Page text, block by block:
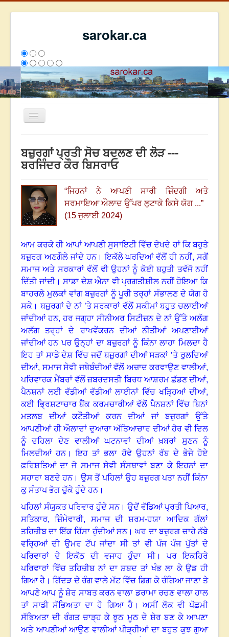
sarokar.ca
Toggle
ਰਚਨਾਵਾਂ
ਸੰਪਰਕ
We have 137 guests and no members online
2796115
ਇਸ ਹਫਤੇ 23549
ਬਜ਼ੁਰਗਾਂ ਪ੍ਰਤੀ ਸੋਚ ਬਦਲਣ ਦੀ ਲੋੜ ---
ਬਰਜਿੰਦਰ ਕੌਰ ਬਿਸਰਾਓ
“ਜਿਹਨਾਂ ਨੇ ਆਪਣੀ ਸਾਰੀ ਜ਼ਿੰਦਗੀ ਅਤੇ
ਸਰਮਾਇਆ ਔਲਾਦ ਉੱਪਰ ਲੁਟਾਕੇ ਕਿਸੇ ਯੋਗ ...”
(15 ਜੁਲਾਈ 2024)
ਆਮ ਕਰਕੇ ਹੀ ਆਪਾਂ ਆਪਣੀ ਸੁਸਾਇਟੀ ਵਿੱਚ ਦੇਖਦੇ ਹਾਂ ਕਿ ਬਹੁਤੇ
ਬਜ਼ੁਰਗ ਅਣਗੌਲੇ ਜਾਂਦੇ ਹਨ।ਇਕੱਲੇ ਘਰਦਿਆਂ ਵੱਲੋਂ ਹੀ ਨਹੀਂ, ਸਗੋਂ
ਸਮਾਜ ਅਤੇ ਸਰਕਾਰਾਂ ਵੱਲੋਂ ਵੀ ਉਹਨਾਂ ਨੂੰ ਕੋਈ ਬਹੁਤੀ ਤਵੱਜੋ ਨਹੀਂ
ਦਿੱਤੀ ਜਾਂਦੀ।ਸਾਡਾ ਦੇਸ਼ ਐਨਾ ਵੀ ਪ੍ਰਗਤੀਸ਼ੀਲ ਨਹੀਂ ਹੋਇਆ ਕਿ
ਬਾਹਰਲੇ ਮੁਲਕਾਂ ਵਾਂਗ ਬਜ਼ੁਰਗਾਂ ਨੂੰ ਪੂਰੀ ਤਰ੍ਹਾਂ ਸੰਭਾਲਣ ਦੇ ਯੋਗ ਹੋ
ਸਕੇ।ਬਜ਼ੁਰਗਾਂ ਦੇ ਨਾਂ ’ਤੇ ਸਰਕਾਰਾਂ ਵੱਲੋਂ ਸਕੀਮਾਂ ਬਹੁਤ ਚਲਾਈਆਂ
ਜਾਂਦੀਆਂ ਹਨ,ਹਰ ਜਗ੍ਹਾ ਸੀਨੀਅਰ ਸਿਟੀਜ਼ਨ ਦੇ ਨਾਂ ਉੱਤੇ ਅਲੱਗ
ਅਲੱਗ ਤਰ੍ਹਾਂ ਦੇ ਰਾਖਵੇਂਕਰਨ ਦੀਆਂ ਨੀਤੀਆਂ ਅਪਣਾਈਆਂ
ਜਾਂਦੀਆਂ ਹਨ ਪਰ ਉਨ੍ਹਾਂ ਦਾ ਬਜ਼ੁਰਗਾਂ ਨੂੰ ਕਿੰਨਾ ਲਾਹਾ ਮਿਲਦਾ ਹੈ
ਇਹ ਤਾਂ ਸਾਡੇ ਦੇਸ਼ ਵਿੱਚ ਜਦੋਂ ਬਜ਼ੁਰਗਾਂ ਦੀਆਂ ਸੜਕਾਂ ’ਤੇ ਰੁਲਦਿਆਂ
ਦੀਆਂ, ਸਮਾਜ ਸੇਵੀ ਜਥੇਬੰਦੀਆਂ ਵੱਲੋਂ ਅਜ਼ਾਦ ਕਰਵਾਉਣ ਵਾਲੀਆਂ,
ਪਰਿਵਾਰਕ ਮੈਂਬਰਾਂ ਵੱਲੋਂ ਜ਼ਬਰਦਸਤੀ ਬਿਰਧ ਆਸ਼ਰਮ ਛੱਡਣ ਦੀਆਂ,
ਪੈਨਸ਼ਨਾਂ ਲਈ ਵੱਡੀਆਂ ਵੱਡੀਆਂ ਲਾਈਨਾਂ ਵਿੱਚ ਖੜ੍ਹਿਆਂ ਦੀਆਂ,
ਕਈ ਭ੍ਰਿਸ਼ਟਾਚਾਰ ਬੈਂਕ ਕਰਮਚਾਰੀਆਂ ਵੱਲੋਂ ਪੈਨਸ਼ਨਾਂ ਵਿੱਚ ਬਿਨਾਂ
ਮਤਲਬ ਦੀਆਂ ਕਟੌਤੀਆਂ ਕਰਨ ਦੀਆਂ ਜਾਂ ਬਜ਼ੁਰਗਾਂ ਉੱਤੇ
ਆਪਣੀਆਂ ਹੀ ਔਲਾਦਾਂ ਦੁਆਰਾ ਅੱਤਿਆਚਾਰ ਦੀਆਂ ਹੋਰ ਵੀ ਦਿਲ
ਨੂੰ ਦਹਿਲਾ ਦੇਣ ਵਾਲੀਆਂ ਘਟਨਾਵਾਂ ਦੀਆਂ ਖ਼ਬਰਾਂ ਸੁਣਨ ਨੂੰ
ਮਿਲਦੀਆਂ ਹਨ।ਇਹ ਤਾਂ ਭਲਾ ਹੋਵੇ ਉਹਨਾਂ ਰੱਬ ਦੇ ਭੇਜੇ ਹੋਏ
ਫ਼ਰਿਸ਼ਤਿਆਂ ਦਾ ਜੋ ਸਮਾਜ ਸੇਵੀ ਸੰਸਥਾਵਾਂ ਬਣਾ ਕੇ ਇਹਨਾਂ ਦਾ
ਸਹਾਰਾ ਬਣਦੇ ਹਨ। ਉਸ ਤੋਂ ਪਹਿਲਾਂ ਉਹ ਬਜ਼ੁਰਗ ਪਤਾ ਨਹੀਂ ਕਿੰਨਾ
ਕੁ ਸੰਤਾਪ ਭੋਗ ਚੁੱਕੇ ਹੁੰਦੇ ਹਨ।
ਪਹਿਲਾਂ ਸੰਯੁਕਤ ਪਰਿਵਾਰ ਹੁੰਦੇ ਸਨ। ਉਦੋਂ ਵੱਡਿਆਂ ਪ੍ਰਤੀ ਪਿਆਰ,
ਸਤਿਕਾਰ,ਜ਼ਿੰਮੇਵਾਰੀ, ਸਮਾਜ ਦੀ ਸ਼ਰਮ-ਹਯਾ ਆਦਿਕ ਗੱਲਾਂ
ਤਹਿਜ਼ੀਬ ਦਾ ਇੱਕ ਹਿੱਸਾ ਹੁੰਦੀਆਂ ਸਨ।ਘਰ ਦਾ ਬਜ਼ੁਰਗ ਚਾਹੇ ਨੱਬੇ
ਵਰ੍ਹਿਆਂ ਦੀ ਉਮਰ ਟੱਪ ਜਾਂਦਾ ਸੀ ਤਾਂ ਵੀ ਪੰਜ ਪੰਜ ਪੁੱਤਾਂ ਦੇ
ਪਰਿਵਾਰਾਂ ਦੇ ਇਕੱਠ ਦੀ ਵਜਾਹ ਹੁੰਦਾ ਸੀ।ਪਰ ਇਕਹਿਰੇ
ਪਰਿਵਾਰਾਂ ਵਿੱਚ ਤਹਿਜ਼ੀਬ ਨਾਂ ਦਾ ਸ਼ਬਦ ਤਾਂ ਖੰਭ ਲਾ ਕੇ ਉਡ ਹੀ
ਗਿਆ ਹੈ ।ਗਿੱਦੜ ਦੇ ਰੰਗ ਵਾਲੇ ਮੱਟ ਵਿੱਚ ਡਿਗ ਕੇ ਰੰਗਿਆ ਜਾਣਾ ਤੇ
ਆਪਣੇ ਆਪ ਨੂੰ ਸ਼ੇਰ ਸਾਬਤ ਕਰਨ ਵਾਲਾ ਡਰਾਮਾ ਰਚਣ ਵਾਲਾ ਹਾਲ
ਤਾਂ ਸਾਡੀ ਸੱਭਿਅਤਾ ਦਾ ਹੋ ਗਿਆ ਹੈ। ਅਸੀਂ ਲੋਕ ਵੀ ਪੱਛਮੀ
ਸੱਭਿਅਤਾ ਦੀ ਰੰਗਤ ਚਾੜ੍ਹ ਕੇ ਝੂਠ ਮੂਠ ਦੇ ਸ਼ੇਰ ਬਣ ਕੇ ਆਪਣਾ
ਅਤੇ ਆਪਣੀਆਂ ਆਉਣ ਵਾਲੀਆਂ ਪੀੜ੍ਹੀਆਂ ਦਾ ਬਹੁਤ ਕੁਝ ਗੁਆ